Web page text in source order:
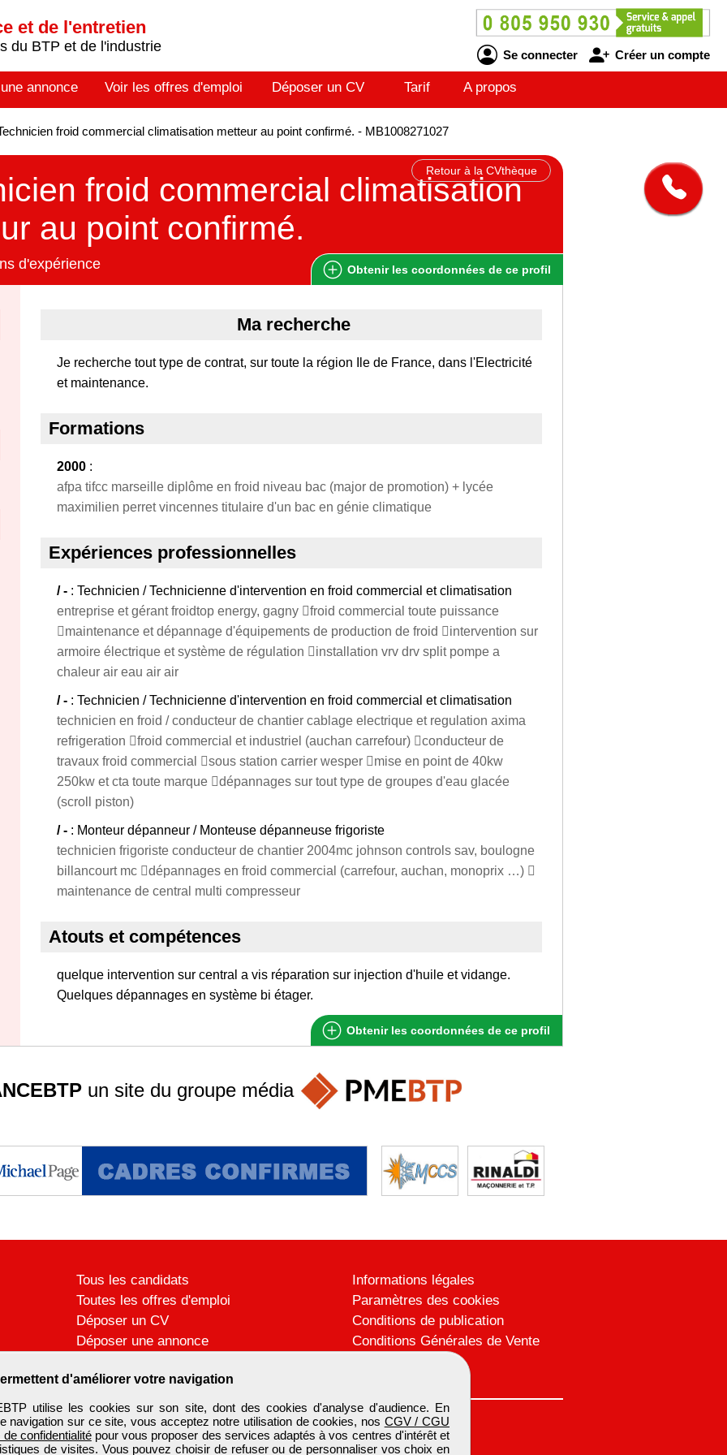
et de l'entretien
du BTP et de l'industrie
Se connecter Créer un compte
annonce Voir les offres d'emploi Déposer un CV Tarif A propos
froid commercial climatisation metteur au point confirmé. - MB1008271027
Retour à la CVthèque
froid commercial climatisation
au point confirmé.
d'expérience Obtenir les coordonnées de ce profil
Ma recherche
Je recherche tout type de contrat, sur toute la région Ile de France, dans l'Electricité
et maintenance.
Formations
2000 :
afpa tifcc marseille diplôme en froid niveau bac (major de promotion) + lycée
maximilien perret vincennes titulaire d'un bac en génie climatique
Expériences professionnelles
/ - : Technicien / Technicienne d'intervention en froid commercial et climatisation
entreprise et gérant froidtop energy, gagny froid commercial toute puissance
maintenance et dépannage d'équipements de production de froid intervention sur
armoire électrique et système de régulation installation vrv drv split pompe a
chaleur air eau air air
/ - : Technicien / Technicienne d'intervention en froid commercial et climatisation
technicien en froid / conducteur de chantier cablage electrique et regulation axima
refrigeration froid commercial et industriel (auchan carrefour) conducteur de
travaux froid commercial sous station carrier wesper mise en point de 40kw
250kw et cta toute marque dépannages sur tout type de groupes d'eau glacée
(scroll piston)
/ - : Monteur dépanneur / Monteuse dépanneuse frigoriste
technicien frigoriste conducteur de chantier 2004mc johnson controls sav, boulogne
billancourt mc dépannages en froid commercial (carrefour, auchan, monoprix …) 
maintenance de central multi compresseur
Atouts et compétences
quelque intervention sur central a vis réparation sur injection d'huile et vidange.
Quelques dépannages en système bi étager.
Obtenir les coordonnées de ce profil
d'améliorer votre navigation
utilise les cookies sur son site, dont des cookies d'analyse d'audience. En
navigation sur ce site, vous acceptez notre utilisation de cookies, nos CGV / CGU
de confidentialitépour vous proposer des services adaptés à vos centres d'intérêt et
de visites. Vous pouvez choisir de refuser ou de personnaliser vos choix en
un site du groupe média
Tous les candidats
Toutes les offres d'emploi
Déposer un CV
Déposer une annonce
Informations légales
Paramètres des cookies
Conditions de publication
Conditions Générales de Vente